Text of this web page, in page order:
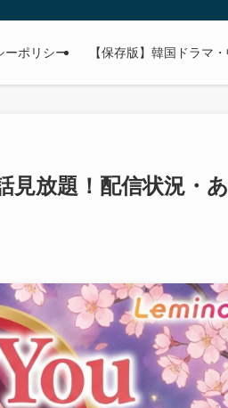
ーポリシー 【保存版】韓国ドラマ
見放題！配信状況・あ